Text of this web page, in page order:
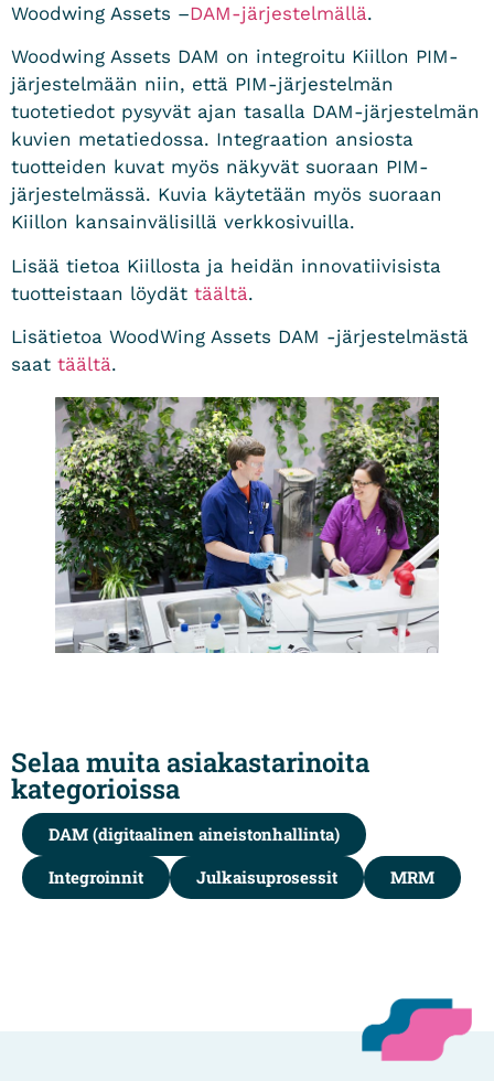
Woodwing Assets –DAM-järjestelmällä.
Woodwing Assets DAM on integroitu Kiillon PIM-
järjestelmään niin, että PIM-järjestelmän
tuotetiedot pysyvät ajan tasalla DAM-järjestelmän
kuvien metatiedossa. Integraation ansiosta
tuotteiden kuvat myös näkyvät suoraan PIM-
järjestelmässä. Kuvia käytetään myös suoraan
Kiillon kansainvälisillä verkkosivuilla.
Lisää tietoa Kiillosta ja heidän innovatiivisista
tuotteistaan löydät täältä.
Lisätietoa WoodWing Assets DAM -järjestelmästä
saat täältä.
Selaa muita asiakastarinoita
kategorioissa
DAM (digitaalinen aineistonhallinta)
Integroinnit
Julkaisuprosessit MRM